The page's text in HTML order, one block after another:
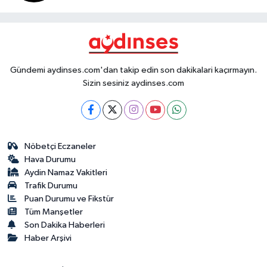
Gündemi aydinses.com'dan takip edin son dakikalari kaçırmayın.
Sizin sesiniz aydinses.com
Nöbetçi Eczaneler
Hava Durumu
Aydin Namaz Vakitleri
Trafik Durumu
Puan Durumu ve Fikstür
Tüm Manşetler
Son Dakika Haberleri
Haber Arşivi